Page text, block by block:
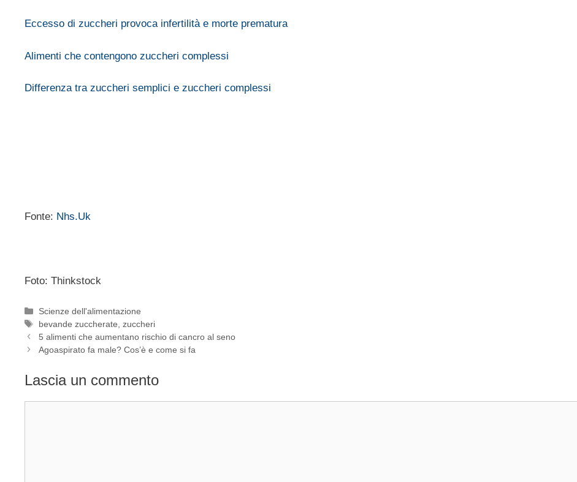
Eccesso di zuccheri provoca infertilità e morte prematura
Alimenti che contengono zuccheri complessi
Differenza tra zuccheri semplici e zuccheri complessi
Fonte: Nhs.Uk
Foto: Thinkstock
Categorie
Scienze dell'alimentazione
Tag
bevande zuccherate ,zuccheri
5 alimenti che aumentano rischio di cancro al seno
Agoaspirato fa male? Cos’è e come si fa
Lascia un commento